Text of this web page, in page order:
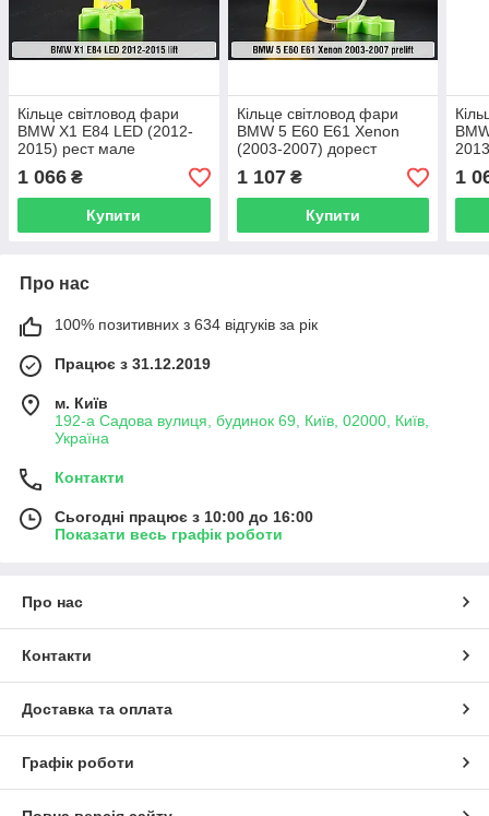
Кільце світловод фари
BMW X1 E84 LED (2012-
2015) рест мале
внутрішнє angel eyes ліве/
праве
1 066 ₴
Купити
Кільце світловод фари
BMW 5 E60 E61 Xenon
(2003-2007) дорест
велике зовнішнє angel
eyes ліве/праве
1 107₴
Купити
1
Про нас
100% позитивних з 634 відгуків за рік
Працює з 31.12.2019
м. Київ
192-а Садова вулиця, будинок 69, Київ, 02000, Київ,
Україна
Контакти
Сьогодні працює з 10:00 до 16:00
Показати весь графік роботи
Про нас
Контакти
Доставка та оплата
Графік роботи